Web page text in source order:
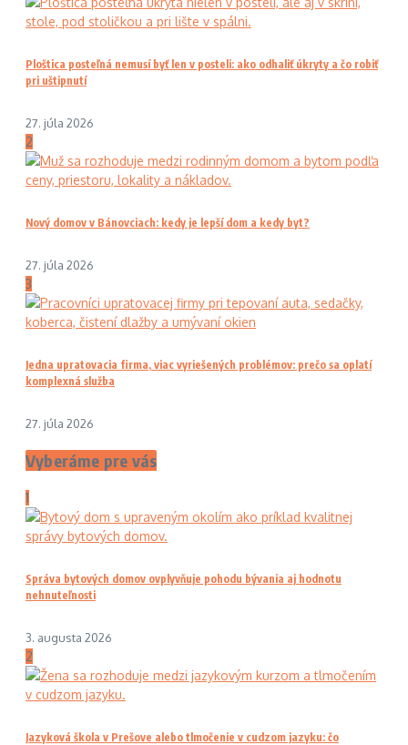
Ploštica posteľná nemusí byť len v posteli: ako odhaliť úkryty a čo robiť
pri uštipnutí
27. júla 2026
2
Nový domov v Bánovciach: kedy je lepší dom a kedy byt?
27. júla 2026
3
Jedna upratovacia firma, viac vyriešených problémov: prečo sa oplatí
komplexná služba
27. júla 2026
Vyberáme pre vás
1
Správa bytových domov ovplyvňuje pohodu bývania aj hodnotu
nehnuteľnosti
3. augusta 2026
2
Jazyková škola v Prešove alebo tlmočenie v cudzom jazyku: čo